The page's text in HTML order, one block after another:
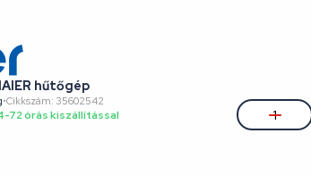
HAIER hűtőgép
•Cikkszám: 35602542
72 órás kiszállítással